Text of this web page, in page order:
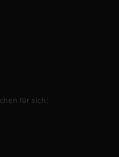
für sich: